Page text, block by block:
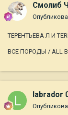
Смолиб
ТЕРЕНТЬЕВА Л И
ВСЕ ПОРОДЫ / ALL
labrador